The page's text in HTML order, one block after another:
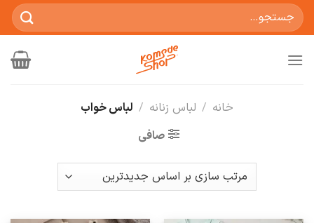
جستجو
برای:
خانه / لباس زنانه /لباس خواب
صافی